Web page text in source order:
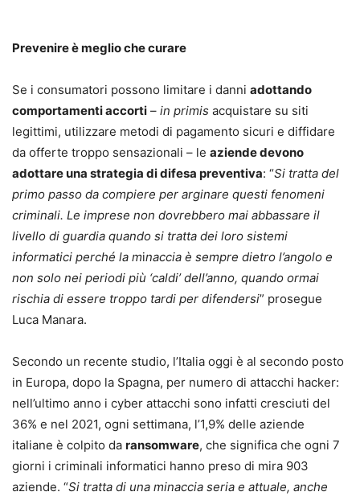
Prevenire è meglio che curare
Se i consumatori possono limitare i danni adottando
comportamenti accorti – in primis acquistare su siti
legittimi, utilizzare metodi di pagamento sicuri e diffidare
da offerte troppo sensazionali – le aziende devono
adottare una strategia di difesa preventiva: “Si tratta del
primo passo da compiere per arginare questi fenomeni
criminali. Le imprese non dovrebbero mai abbassare il
livello di guardia quando si tratta dei loro sistemi
informatici perché la minaccia è sempre dietro l’angolo e
non solo nei periodi più ‘caldi’ dell’anno, quando ormai
rischia di essere troppo tardi per difendersi” prosegue
Luca Manara.
Secondo un recente studio, l’Italia oggi è al secondo posto
in Europa, dopo la Spagna, per numero di attacchi hacker:
nell’ultimo anno i cyber attacchi sono infatti cresciuti del
36% e nel 2021, ogni settimana, l’1,9% delle aziende
italiane è colpito da ransomware, che significa che ogni 7
giorni i criminali informatici hanno preso di mira 903
aziende. “Si tratta di una minaccia seria e attuale, anche